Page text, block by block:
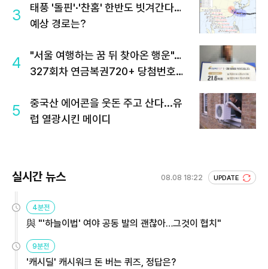
3
태풍 '돌핀'·'찬홈' 한반도 빗겨간다…
예상 경로는?
4
"서울 여행하는 꿈 뒤 찾아온 행운"…
327회차 연금복권720+ 당첨번호조
5
중국산 에어콘을 웃돈 주고 산다...유
럽 열광시킨 메이디
실시간 뉴스 08.08 18:22 UPDATE
4분전
與 "'하늘이법' 여야 공동 발의 괜찮아…그것이 협치"
9분전
'캐시딜' 캐시워크 돈 버는 퀴즈, 정답은?